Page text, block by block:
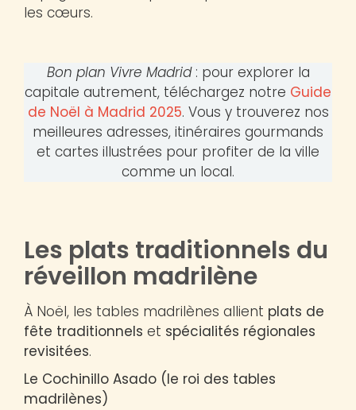
les cœurs.
Bon plan Vivre Madrid: pour explorer la
capitale autrement, téléchargez notre Guide
de Noël à Madrid 2025. Vous y trouverez nos
meilleures adresses, itinéraires gourmands
et cartes illustrées pour profiter de la ville
comme un local.
Les plats traditionnels du
réveillon madrilène
À Noël, les tables madrilènes allient plats de
fête traditionnels et spécialités régionales
revisitées.
Le Cochinillo Asado (le roi des tables
madrilènes)